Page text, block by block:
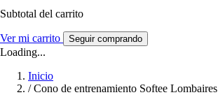
Subtotal del carrito
Ver mi carrito Seguir comprando
Loading...
Inicio
/ Cono de entrenamiento Softee Lombaires